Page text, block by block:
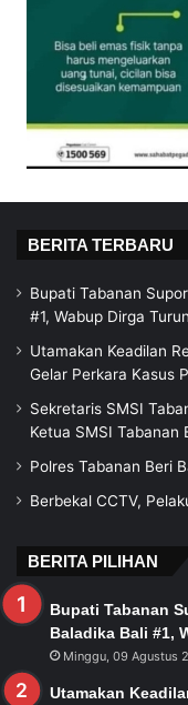
BERITA TERBARU
Bupati Tabanan
#1, Wabup Dirga
Utamakan Keadilan
Gelar Perkara Kasus
Sekretaris SMSI
Ketua SMSI Tabanan
Polres Tabanan Beri
Berbekal CCTV,
BERITA PILIHAN
Bupati Tabanan
Baladika Bali #1,
Minggu, 09 Agustus
Utamakan